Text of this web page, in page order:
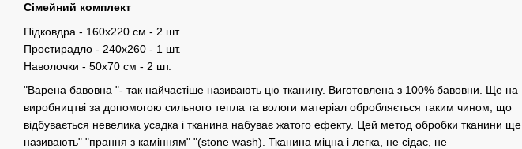
Сімейний комплект
Підковдра - 160х220 см - 2 шт.
Простирадло - 240х260 - 1 шт.
Наволочки - 50х70 см - 2 шт.
"Варена бавовна "- так найчастіше називають цю тканину. Виготовлена ​​з 100% бавовни. Ще на
виробництві за допомогою сильного тепла та вологи матеріал обробляється таким чином, що
відбувається невелика усадка і тканина набуває жатого ефекту. Цей метод обробки тканини ще
називають" "прання з камінням" "(stone wash). Тканина міцна і легка, не сідає, не